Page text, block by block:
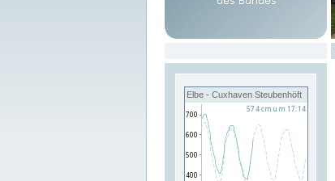
Elbe - Cuxhaven Steubenhöft